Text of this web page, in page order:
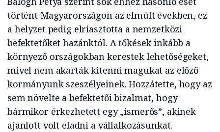
történt Magyarországon az elmúlt években, ez
a helyzet pedig elriasztotta a nemzetközi
befektetőket hazánktól. A tőkések inkább a
környező országokban kerestek lehetőségeket,
mivel nem akarták kitenni magukat az előző
kormányunk szeszélyeinek. Hozzátette, hogy az
sem növelte a befektetői bizalmat, hogy
bármikor érkezhetett egy „ismerős”, akinek
ajánlott volt eladni a vállalkozásunkat.